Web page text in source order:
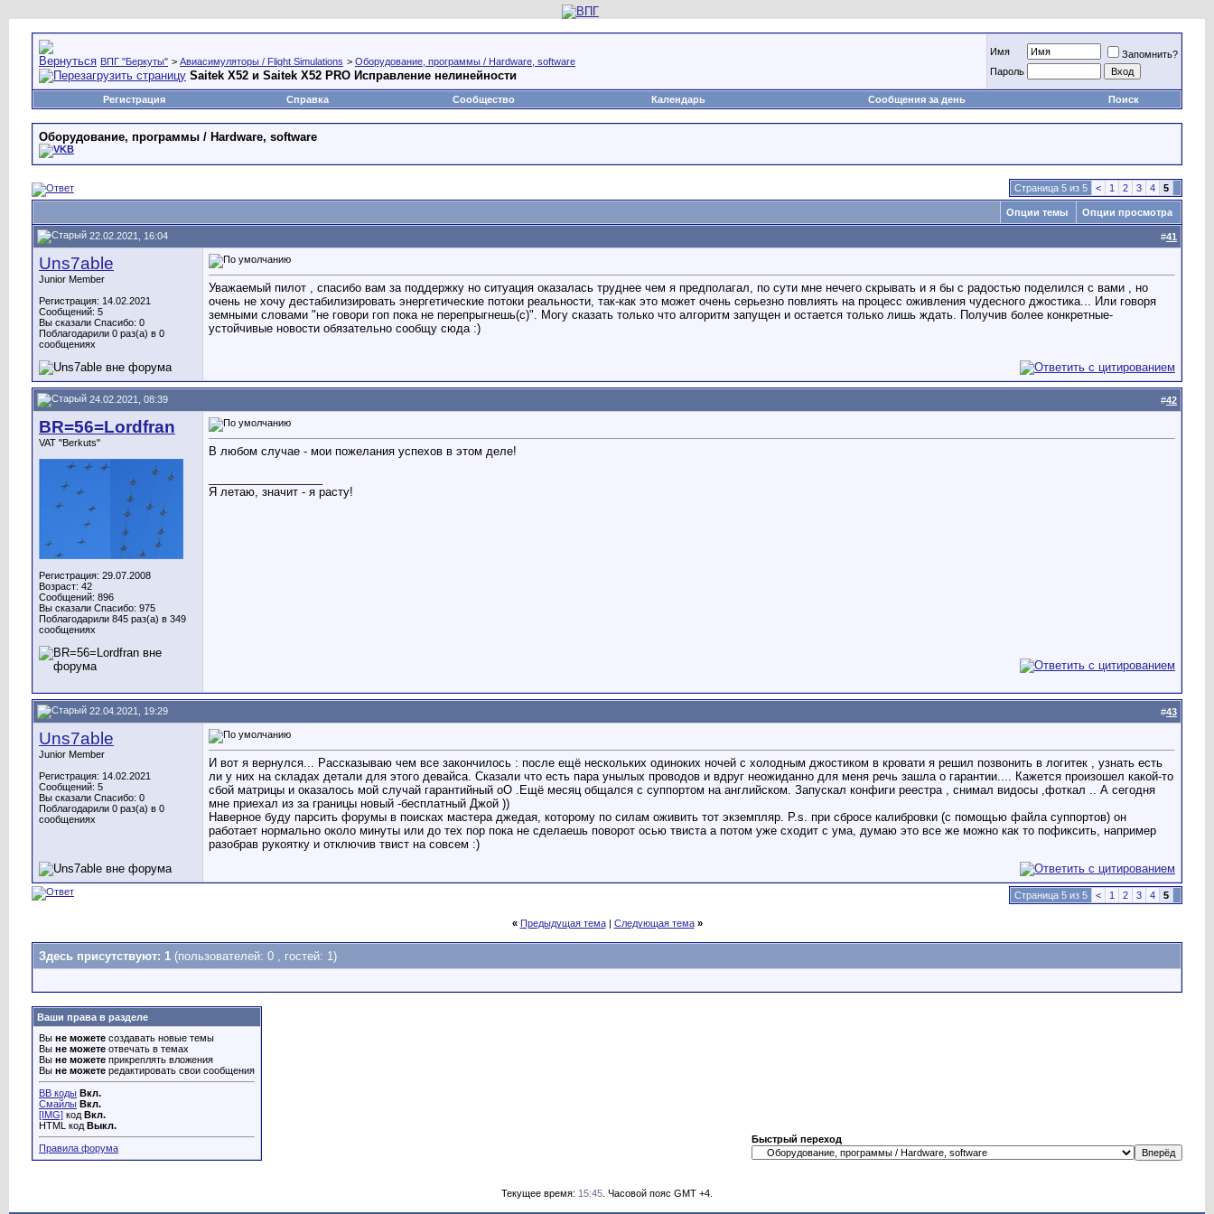
ВПГ "Беркуты" > Авиасимуляторы / Flight Simulations > Оборудование, программы / Hardware, software
Saitek X52 и Saitek X52 PRO Исправление нелинейности
Имя
Запомнить?
Пароль
Регистрация Справка Сообщество Календарь Сообщения за день Поиск
Оборудование, программы / Hardware, software
Страница 5 из 5 < 1 2 3 4 5
Опции темы Опции просмотра
22.02.2021, 16:04 #41
Uns7able
Junior Member
Регистрация: 14.02.2021
Сообщений: 5
Вы сказали Спасибо: 0
Поблагодарили 0 раз(а) в 0
сообщениях
Уважаемый пилот , спасибо вам за поддержку но ситуация оказалась труднее чем я предполагал, по сути мне нечего скрывать и я бы с радостью поделился с вами , но
очень не хочу дестабилизировать энергетические потоки реальности, так-как это может очень серьезно повлиять на процесс оживления чудесного джостика... Или говоря
земными словами "не говори гоп пока не перепрыгнешь(с)". Могу сказать только что алгоритм запущен и остается только лишь ждать. Получив более конкретные-
устойчивые новости обязательно сообщу сюда :)
24.02.2021, 08:39 #42
BR=56=Lordfran
VAT "Berkuts"
Регистрация: 29.07.2008
Возраст: 42
Сообщений: 896
Вы сказали Спасибо: 975
Поблагодарили 845 раз(а) в 349
сообщениях
В любом случае - мои пожелания успехов в этом деле!
Я летаю, значит - я расту!
22.04.2021, 19:29 #43
Uns7able
Junior Member
Регистрация: 14.02.2021
Сообщений: 5
Вы сказали Спасибо: 0
Поблагодарили 0 раз(а) в 0
сообщениях
И вот я вернулся... Рассказываю чем все закончилось : после ещё нескольких одиноких ночей с холодным джостиком в кровати я решил позвонить в логитек , узнать есть
ли у них на складах детали для этого девайса. Сказали что есть пара унылых проводов и вдруг неожиданно для меня речь зашла о гарантии.... Кажется произошел какой-то
сбой матрицы и оказалось мой случай гарантийный оО .Ещё месяц общался с суппортом на английском. Запускал конфиги реестра , снимал видосы ,фоткал .. А сегодня
мне приехал из за границы новый -бесплатный Джой ))
Наверное буду парсить форумы в поисках мастера джедая, которому по силам оживить тот экземпляр. P.s. при сбросе калибровки (с помощью файла суппортов) он
работает нормально около минуты или до тех пор пока не сделаешь поворот осью твиста а потом уже сходит с ума, думаю это все же можно как то пофиксить, например
разобрав рукоятку и отключив твист на совсем :)
Страница 5 из 5 < 1 2 3 4 5
« Предыдущая тема| Следующая тема »
Здесь присутствуют: 1 (пользователей: 0 , гостей: 1)
Ваши права в разделе
Вы не можете создавать новые темы
Вы не можете отвечать в темах
Вы не можете прикреплять вложения
Вы не можете редактировать свои сообщения
BB коды Вкл.
Смайлы Вкл.
[IMG] код Вкл.
HTML код Выкл.
Правила форума
Быстрый переход
Текущее время: 15:45 . Часовой пояс GMT +4.